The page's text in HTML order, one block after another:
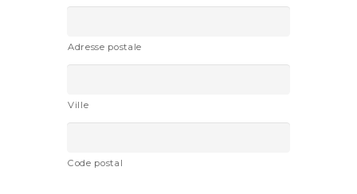
Adresse postale
Ville
Code postal